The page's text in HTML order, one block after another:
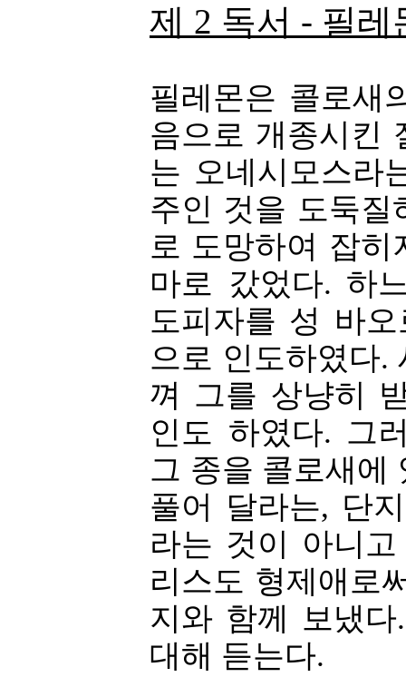
제 2 독서 - 필레
필레몬은 콜로새
음으로 개종시킨
는 오네시모스라
주인 것을 도둑질
로 도망하여 잡
마로 갔었다. 하
도피자를 성 바
으로 인도하였다.
껴 그를 상냥히
인도 하였다. 그
그 종을 콜로새에
풀어 달라는, 단
라는 것이 아니
리스도 형제애로
지와 함께 보냈
대해 듣는다.